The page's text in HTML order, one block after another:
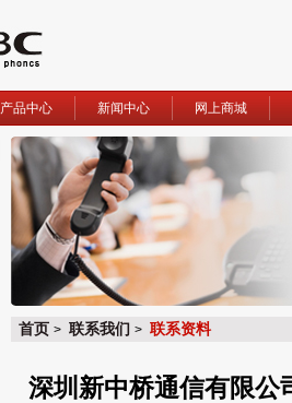
产品中心 新闻中心 网上商城
首页 > 联系我们 > 联系资料
深圳新中桥通信有限公